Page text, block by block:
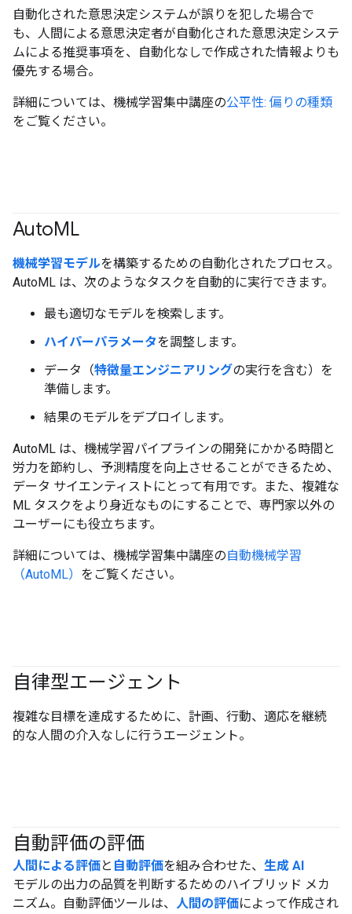
自動化された意思決定システムが誤りを犯した場合で
も、人間による意思決定者が自動化された意思決定システ
ムによる推奨事項を、自動化なしで作成された情報よりも
優先する場合。
詳細については、機械学習集中講座の公平性: 偏りの種類
をご覧ください。
AutoML
機械学習モデルを構築するための自動化されたプロセス。
AutoML は、次のようなタスクを自動的に実行できます。
最も適切なモデルを検索します。
ハイパーパラメータを調整します。
データ（特徴量エンジニアリングの実行を含む）を
準備します。
結果のモデルをデプロイします。
AutoML は、機械学習パイプラインの開発にかかる時間と
労力を節約し、予測精度を向上させることができるため、
データ サイエンティストにとって有用です。また、複雑な
ML タスクをより身近なものにすることで、専門家以外の
ユーザーにも役立ちます。
詳細については、機械学習集中講座の自動機械学習
（AutoML） をご覧ください。
自律型エージェント
複雑な目標を達成するために、計画、行動、適応を継続
的な人間の介入なしに行うエージェント。
自動評価の評価
人間による評価と 自動評価を組み合わせた、 生成 AI
モデルの出力の品質を判断するためのハイブリッド メカ
ニズム。自動評価ツールは、 人間の評価によって作成され